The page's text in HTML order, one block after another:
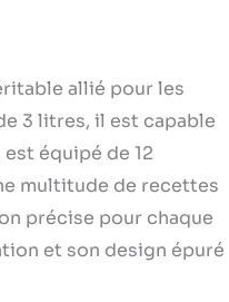
aux recettes d'autres
Réparabilité 15 ans,
commande premium
qualité tels qu'un
: Suivez vos
libres grce à
de 3 l (capacité
de 10
allié pour les
3 litres, il est capable
équipé de 12
multitude de recettes
précise pour chaque
et son design épuré